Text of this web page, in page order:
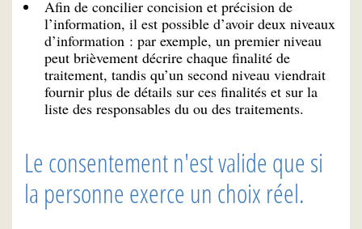
Afin de concilier concision et précision de
l’information, il est possible d’avoir deux niveaux
d’information : par exemple, un premier niveau
peut brièvement décrire chaque finalité de
traitement, tandis qu’un second niveau viendrait
fournir plus de détails sur ces finalités et sur la
liste des responsables du ou des traitements.
Le consentement n'est valide que si
la personne exerce un choix réel.